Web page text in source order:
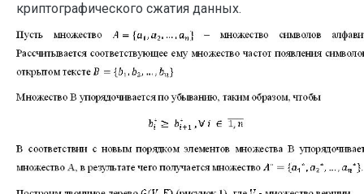
криптографического сжатия данных.